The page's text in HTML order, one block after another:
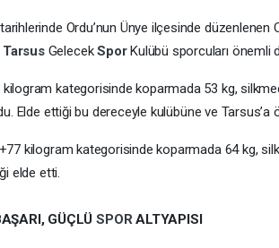
Ordu’nun Ünye ilçesinde düzenlenen
Tarsus GelecekSporKulübü sporcuları önemli
kilogram kategorisinde koparmada 53 kg,
Elde ettiği bu dereceyle kulübüne ve Tarsus’a
kilogram kategorisinde koparmada 64 kg,
elde etti.
GÜÇLÜSPORALTYAPISI